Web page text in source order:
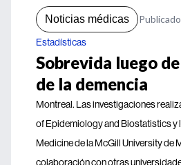
Noticias médicas
Estadísticas
Sobrevida luego
de la demencia
Montreal. Las investigaciones
of Epidemiology and Biostatistics y
Medicine de la McGill University de
colaboración con otras